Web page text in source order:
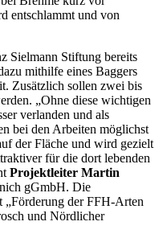
Sielmann Stiftung bereits
mithilfe eines Baggers
Zusätzlich sollen zwei bis
„Ohne diese wichtigen
verlanden und als
bei den Arbeiten möglichst
der Fläche und wird gezielt
für die dort lebenden
Projektleiter Martin
gGmbH. Die
„Förderung der FFH-Arten
und Nördlicher